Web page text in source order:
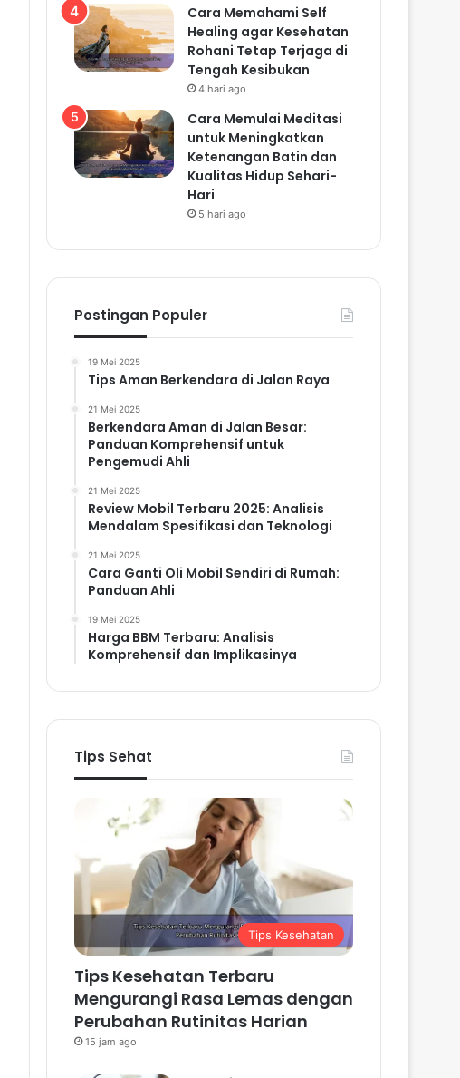
Cara Memahami Self
Healing agar Kesehatan
Rohani Tetap Terjaga di
Tengah Kesibukan
4 hari ago
Cara Memulai Meditasi
untuk Meningkatkan
Ketenangan Batin dan
Kualitas Hidup Sehari-
Hari
5 hari ago
Postingan Populer
19 Mei 2025
Tips Aman Berkendara di Jalan Raya
21 Mei 2025
Berkendara Aman di Jalan Besar:
Panduan Komprehensif untuk
Pengemudi Ahli
21 Mei 2025
Review Mobil Terbaru 2025: Analisis
Mendalam Spesifikasi dan Teknologi
21 Mei 2025
Cara Ganti Oli Mobil Sendiri di Rumah:
Panduan Ahli
19 Mei 2025
Harga BBM Terbaru: Analisis
Komprehensif dan Implikasinya
Tips Sehat
Tips Kesehatan
Tips Kesehatan Terbaru
Mengurangi Rasa Lemas dengan
Perubahan Rutinitas Harian
15 jam ago